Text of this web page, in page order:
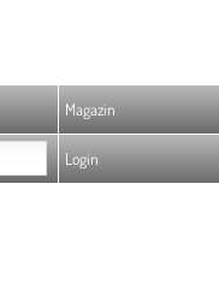
Magazin
Login